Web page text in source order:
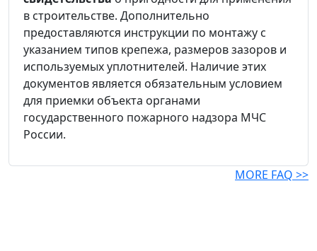
в строительстве. Дополнительно
предоставляются инструкции по монтажу с
указанием типов крепежа, размеров зазоров и
используемых уплотнителей. Наличие этих
документов является обязательным условием
для приемки объекта органами
государственного пожарного надзора МЧС
России.
MORE FAQ >>